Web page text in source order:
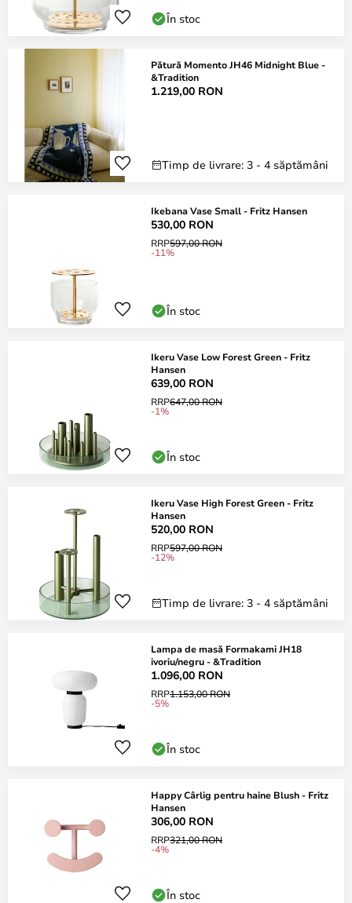
În stoc
Pătură Momento JH46 Midnight Blue -
&Tradition
1.219,00 RON
Timp de livrare: 3 - 4 săptămâni
Ikebana Vase Small - Fritz Hansen
530,00 RON
RRP597,00 RON
-11%
În stoc
Ikeru Vase Low Forest Green - Fritz
Hansen
639,00 RON
RRP647,00 RON
-1%
În stoc
Ikeru Vase High Forest Green - Fritz
Hansen
520,00 RON
RRP597,00 RON
-12%
Timp de livrare: 3 - 4 săptămâni
Lampa de masă Formakami JH18
ivoriu/negru - &Tradition
1.096,00 RON
RRP1.153,00 RON
-5%
În stoc
Happy Cârlig pentru haine Blush - Fritz
Hansen
306,00 RON
RRP321,00 RON
-4%
În stoc